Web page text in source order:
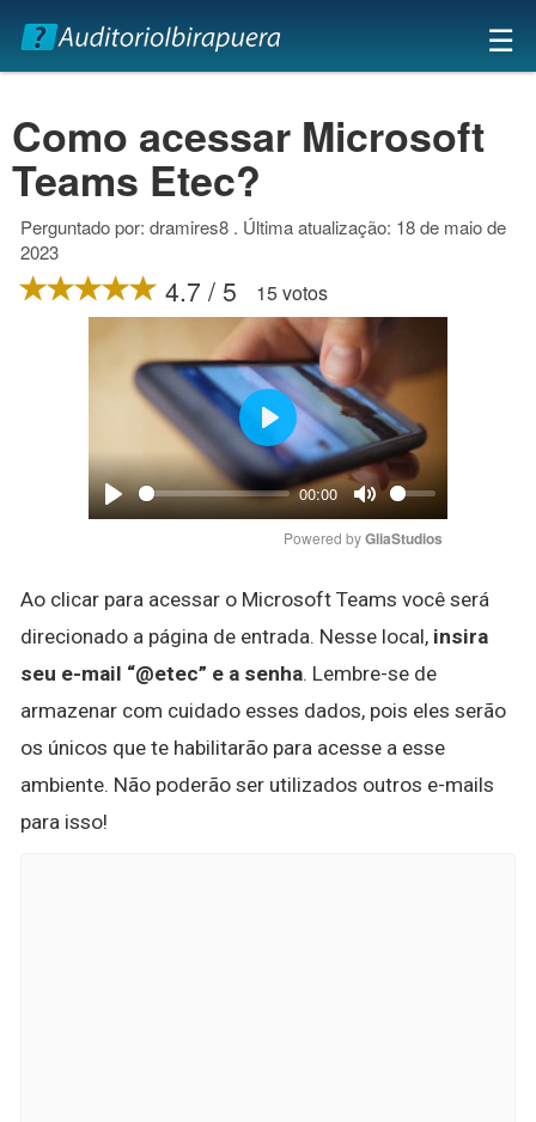
×
☰
Como acessar Microsoft
Teams Etec?
Perguntado por: dramires8 . Última atualização: 18 de maio de
2023
4.7 / 5 15 votos
Play
00:00
Mute
Play
Powered by GliaStudios
Ao clicar para acessar o Microsoft Teams você será
direcionado a página de entrada. Nesse local, insira
seu e-mail “@etec” e a senha. Lembre-se de
armazenar com cuidado esses dados, pois eles serão
os únicos que te habilitarão para acesse a esse
ambiente. Não poderão ser utilizados outros e-mails
para isso!